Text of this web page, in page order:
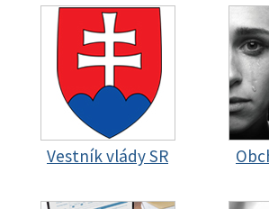
Vestník vlády SR